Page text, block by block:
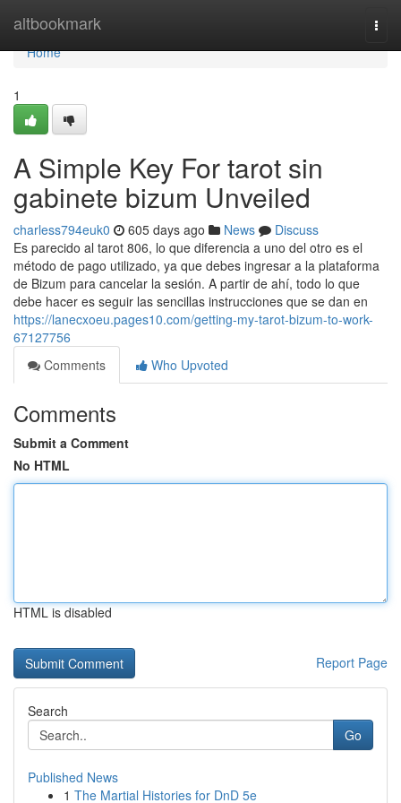
altbookmark
Home
Home
1
A Simple Key For tarot sin
gabinete bizum Unveiled
charless794euk0 605 days ago News
Discuss
Es parecido al tarot 806, lo que diferencia a uno del otro es el
método de pago utilizado, ya que debes ingresar a la plataforma
de Bizum para cancelar la sesión. A partir de ahí, todo lo que
debe hacer es seguir las sencillas instrucciones que se dan en
https://lanecxoeu.pages10.com/getting-my-tarot-bizum-to-work-
67127756
Comments
Who Upvoted
Comments
Submit a Comment
No HTML
HTML is disabled
Report Page
Search
Go
Published News
1 The Martial Histories for DnD 5e